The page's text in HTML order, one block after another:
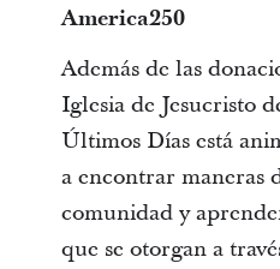
America250
Además de las
Iglesia de Jesucristo
Últimos Días está
a encontrar maneras
comunidad y
que se otorgan a